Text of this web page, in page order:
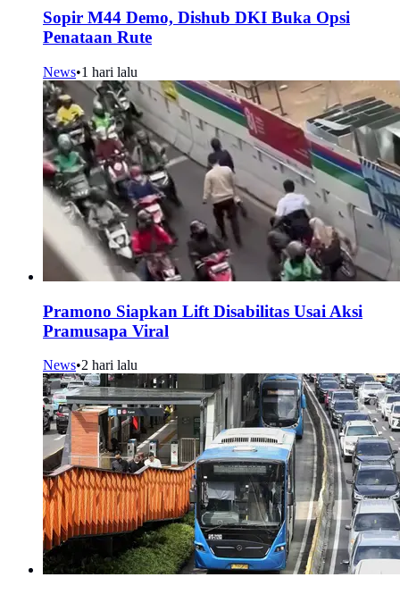
Sopir M44 Demo, Dishub DKI Buka Opsi
Penataan Rute
News•1 hari lalu
Pramono Siapkan Lift Disabilitas Usai Aksi
Pramusapa Viral
News•2 hari lalu